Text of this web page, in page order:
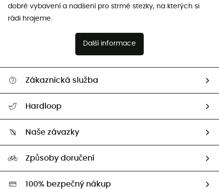
dobré vybavení a nadšení pro strmé stezky, na kterých si
rádi hrajeme.
Další informace
Zákaznická služba
Vrácení zboží a peněz
Hardloop
Naši Ambasadoři
Naše závazky
Second hand
HardGreen
Způsoby doručení
100% bezpečný nákup